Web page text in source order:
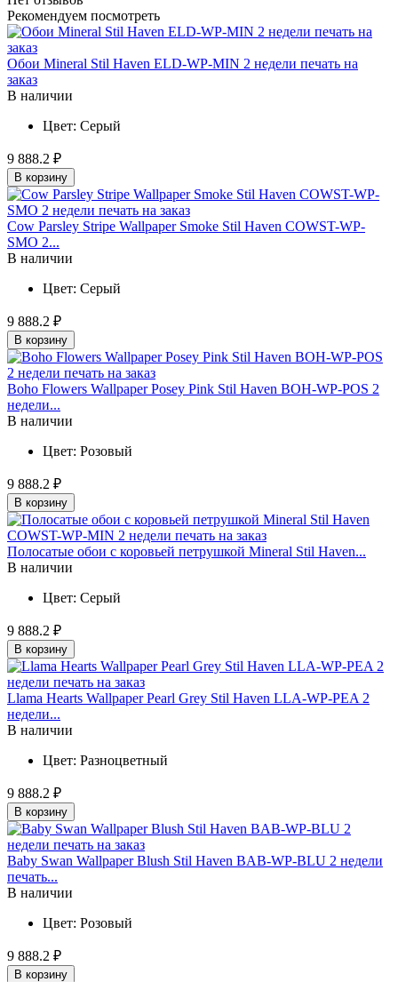
Рекомендуем посмотреть
Обои Mineral Stil Haven ELD-WP-MIN 2 недели печать на
заказ
В наличии
Цвет: Серый
9 888.2 ₽
В корзину
Cow Parsley Stripe Wallpaper Smoke Stil Haven COWST-WP-
SMO 2...
В наличии
Цвет: Серый
9 888.2 ₽
В корзину
Boho Flowers Wallpaper Posey Pink Stil Haven BOH-WP-POS 2
недели...
В наличии
Цвет: Розовый
9 888.2 ₽
В корзину
Полосатые обои с коровьей петрушкой Mineral Stil Haven...
В наличии
Цвет: Серый
9 888.2 ₽
В корзину
Llama Hearts Wallpaper Pearl Grey Stil Haven LLA-WP-PEA 2
недели...
В наличии
Цвет: Разноцветный
9 888.2 ₽
В корзину
Baby Swan Wallpaper Blush Stil Haven BAB-WP-BLU 2 недели
печать...
В наличии
Цвет: Розовый
9 888.2 ₽
В корзину